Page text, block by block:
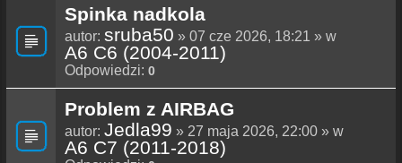
Spinka nadkola
autor: sruba50 » 07 cze 2026, 18:21 » w
A6 C6 (2004-2011)
Odpowiedzi: 0
Problem z AIRBAG
autor: Jedla99 » 27 maja 2026, 22:00 » w
A6 C7 (2011-2018)